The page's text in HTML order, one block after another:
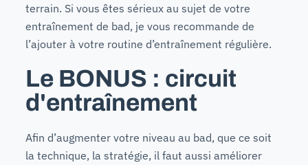
terrain. Si vous êtes sérieux au sujet de votre
entraînement de bad, je vous recommande de
l’ajouter à votre routine d’entraînement régulière.
Le BONUS : circuit
d'entraînement
Afin d’augmenter votre niveau au bad, que ce soit
la technique, la stratégie, il faut aussi améliorer